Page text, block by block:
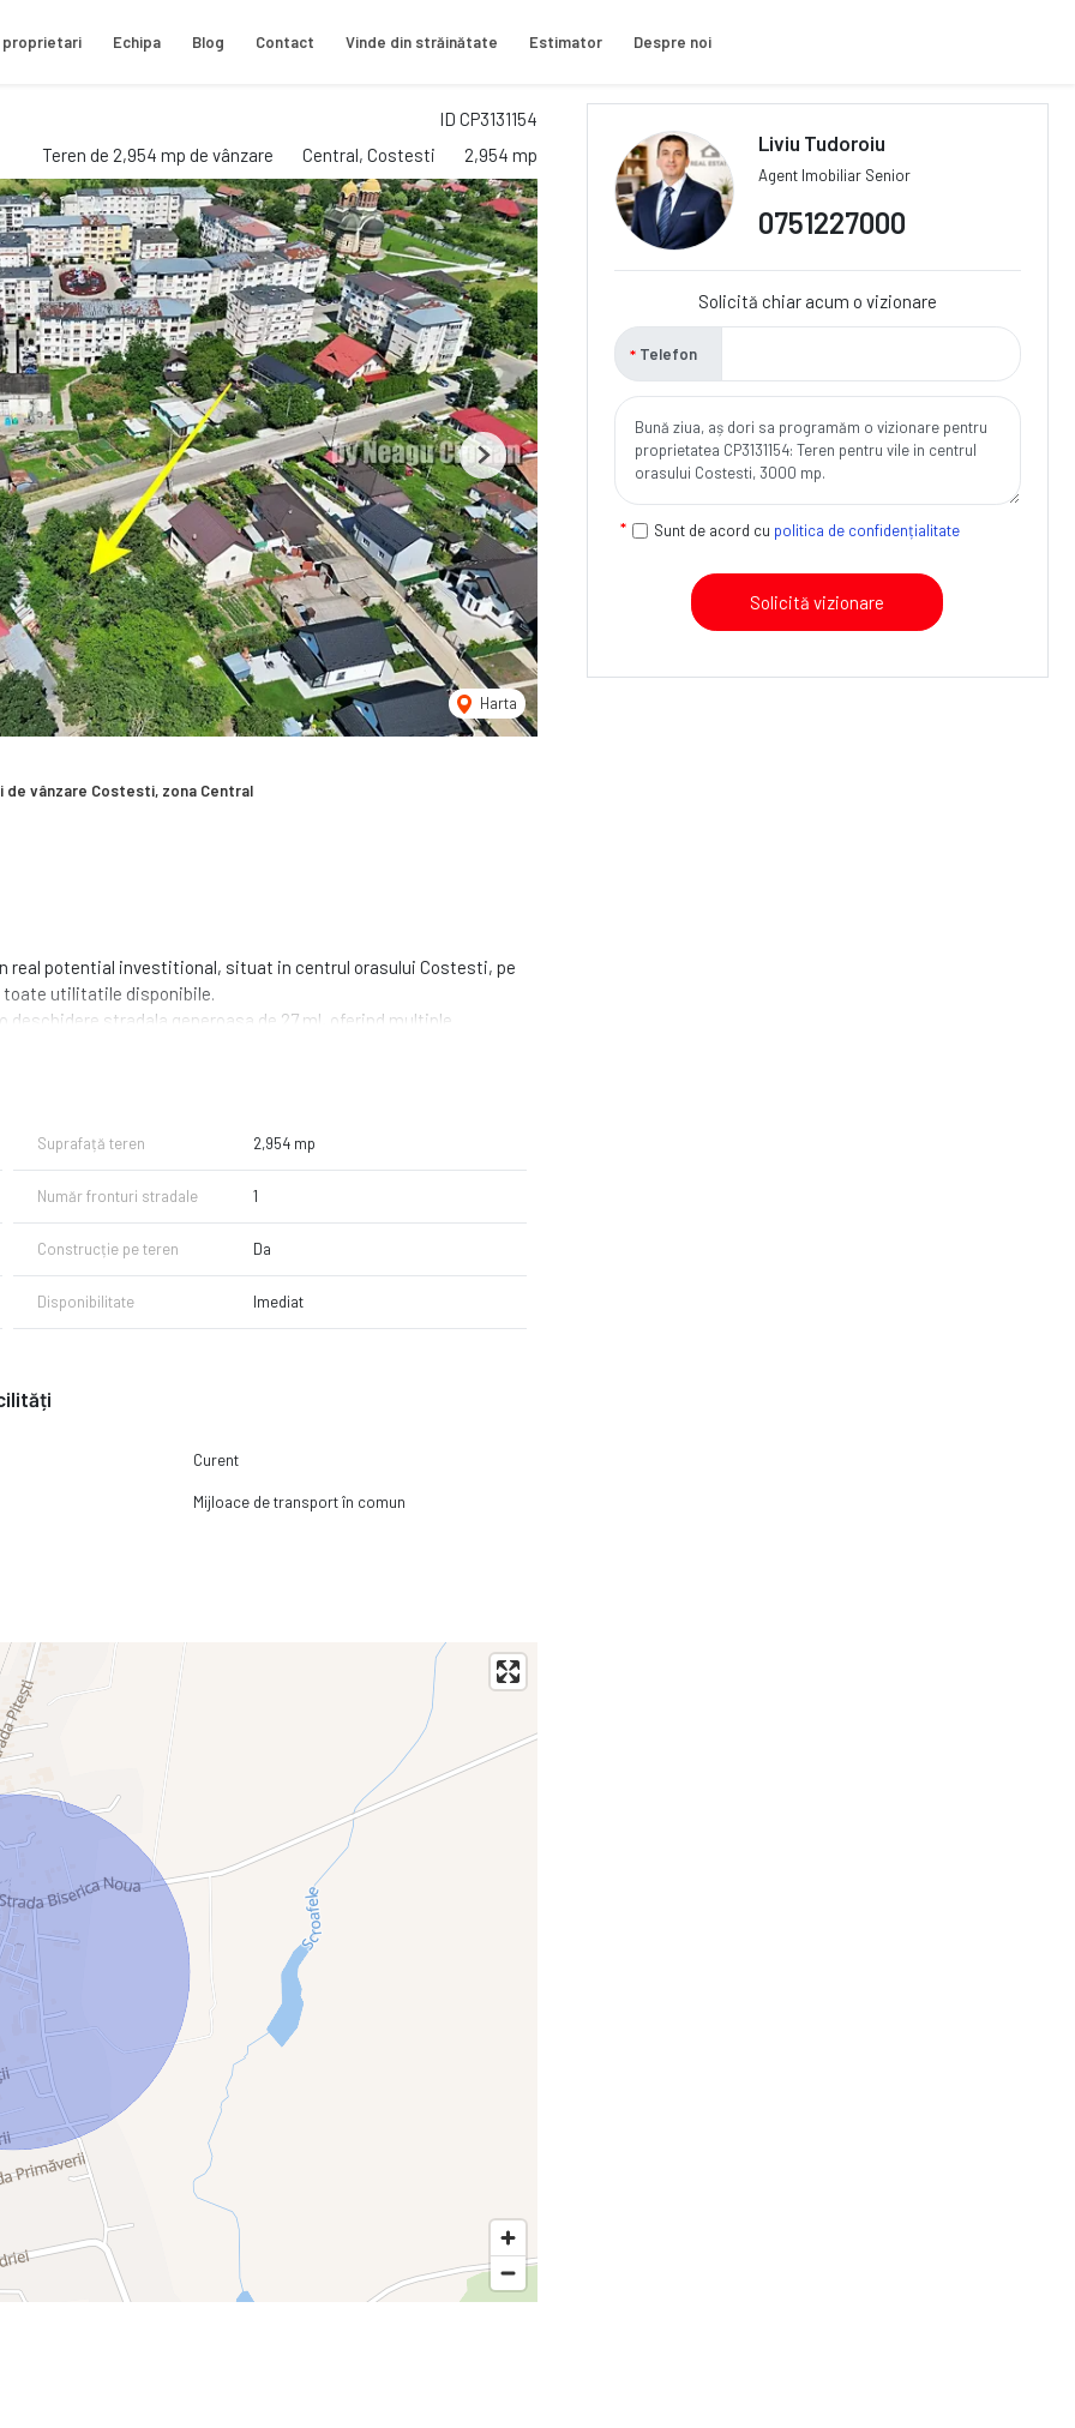
proprietari Echipa Blog Contact Vinde din străinătate Estimator Despre noi
ID CP3131154
Teren de 2,954 mp de vânzare Central, Costesti 2,954 mp
Harta
Next
de vânzare Costesti, zona Central
real potential investitional, situat in centrul orasului Costesti, pe
toate utilitatile disponibile.
stradala generoasa de 27 ml, oferind multiple
iar utilitatile sunt deja disponibile, existand doua
Suprafață teren 2,954 mp
Număr fronturi stradale 1
Construcție pe teren Da
Disponibilitate Imediat
Curent
Mijloace de transport în comun
Liviu Tudoroiu
Agent Imobiliar Senior
0751227000
Solicită chiar acum o vizionare
Telefon
Sunt de acord cu politica de confidențialitate
Solicită vizionare